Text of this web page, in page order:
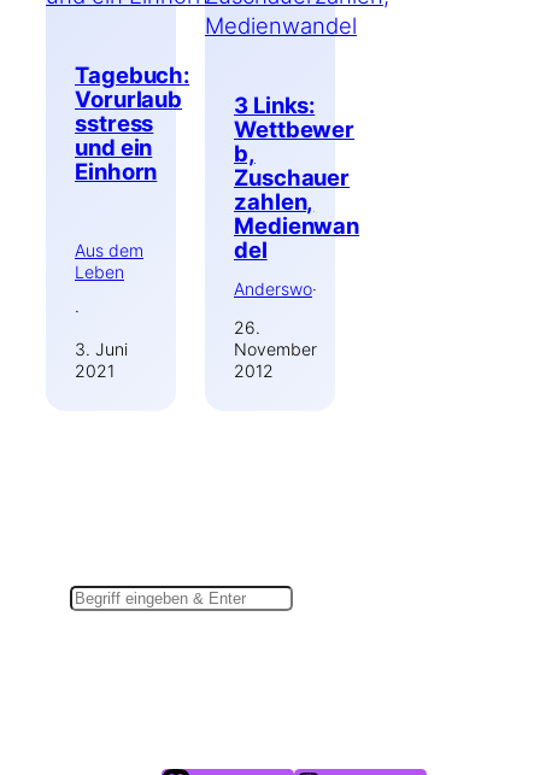
Tagebuch:
Vorurlaub
sstress
und ein
Einhorn
Aus dem
Leben
·
3. Juni
2021
3 Links:
Wettbewer
b,
Zuschauer
zahlen,
Medienwan
del
Anderswo·
26.
November
2012